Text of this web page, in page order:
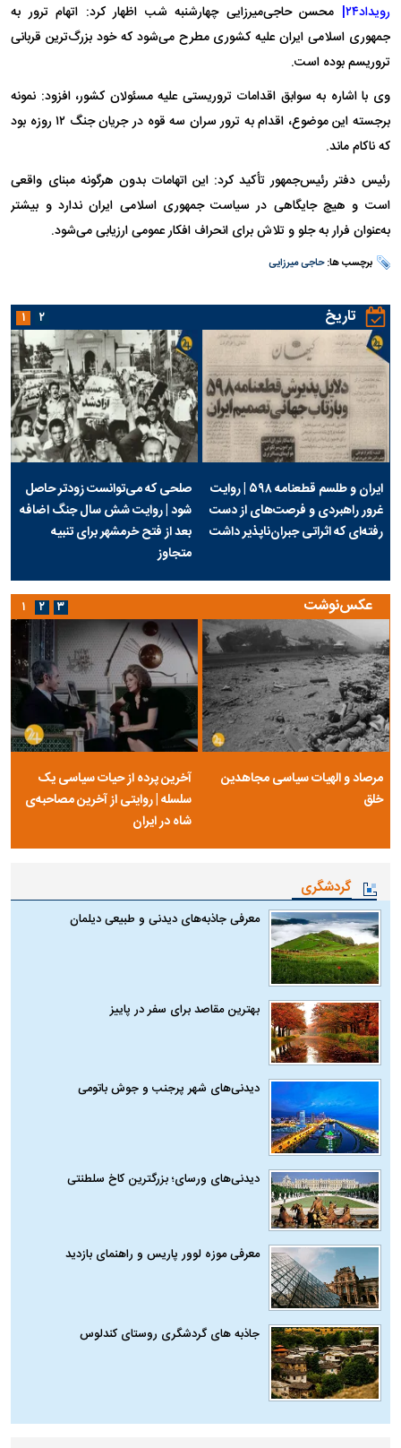
رویداد۲۴|
محسن حاجی‌میرزایی چهارشنبه شب اظهار کرد: اتهام ترور به
جمهوری اسلامی ایران علیه کشوری مطرح می‌شود که خود بزرگ‌ترین قربانی
تروریسم بوده است.
وی با اشاره به سوابق اقدامات تروریستی علیه مسئولان کشور، افزود: نمونه
برجسته این موضوع، اقدام به ترور سران سه قوه در جریان جنگ ۱۲ روزه بود
که ناکام ماند.
رئیس دفتر رئیس‌جمهور تأکید کرد: این اتهامات بدون هرگونه مبنای واقعی
است و هیچ جایگاهی در سیاست جمهوری اسلامی ایران ندارد و بیشتر
به‌عنوان فرار به جلو و تلاش برای انحراف افکار عمومی ارزیابی می‌شود.
برچسب ها:حاجی میرزایی
تاریخ
ایران و طلسم قطعنامه ۵۹۸ | روایت
غرور راهبردی و فرصت‌های از دست
رفته‌ای که اثراتی جبران‌ناپذیر داشت
صلحی که می‌توانست زودتر حاصل
شود | روایت شش سال جنگ اضافه
بعد از فتح خرمشهر برای تنبیه
متجاوز
۱ ۲
عکس‌نوشت
مرصاد و الهیات سیاسی مجاهدین
خلق
آخرین پرده از حیات سیاسی یک
سلسله | روایتی از آخرین مصاحبه‌ی
شاه در ایران
۱ ۲ ۳
گردشگری
معرفی جاذبه‌های دیدنی و طبیعی دیلمان
بهترین مقاصد برای سفر در پاییز
دیدنی‌های شهر پرجنب و جوش باتومی
دیدنی‌های ورسای؛ بزرگترین کاخ سلطنتی
معرفی موزه لوور پاریس و راهنمای بازدید
جاذبه های گردشگری روستای کندلوس